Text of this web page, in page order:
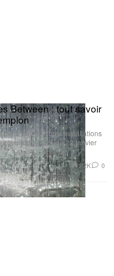
Between : tout savoir
ses célèbres installations
2025 au 22 janvier
1.2K 0